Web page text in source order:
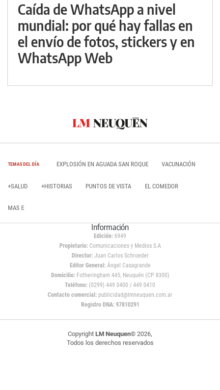
Caída de WhatsApp a nivel
mundial: por qué hay fallas en
el envío de fotos, stickers y en
WhatsApp Web
TEMAS DEL DÍA EXPLOSIÓN EN AGUADA SAN ROQUE VACUNACIÓN
+SALUD +HISTORIAS PUNTOS DE VISTA EL COMEDOR
MAS E
Información
Edición: 6949
Propietario:Comunicaciones y Medios S.A
Director: Juan Carlos Schroeder
Editor General:Ángel Casagrande
Domicilio:Fotheringham 445, Neuquén (CP 8300)
Teléfono: (0299) 449 0400 / 449 0410
Contacto comercial: publicidad@lmneuquen.com.ar
Registro DNA: 97810291
Copyright LM Neuquen© 2026,
Todos los derechos reservados